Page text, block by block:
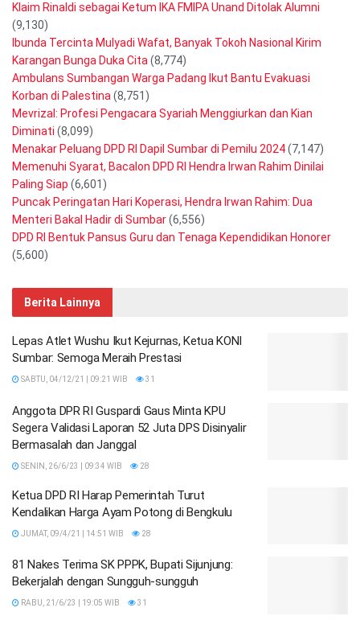
Klaim Rinaldi sebagai Ketum IKA FMIPA Unand Ditolak Alumni
(9,130)
Ibunda Tercinta Mulyadi Wafat, Banyak Tokoh Nasional Kirim
Karangan Bunga Duka Cita (8,774)
Ambulans Sumbangan Warga Padang Ikut Bantu Evakuasi
Korban di Palestina (8,751)
Mevrizal: Profesi Pengacara Syariah Menggiurkan dan Kian
Diminati (8,099)
Menakar Peluang DPD RI Dapil Sumbar di Pemilu 2024(7,147)
Memenuhi Syarat, Bacalon DPD RI Hendra Irwan Rahim Dinilai
Paling Siap (6,601)
Puncak Peringatan Hari Koperasi, Hendra Irwan Rahim: Dua
Menteri Bakal Hadir di Sumbar(6,556)
DPD RI Bentuk Pansus Guru dan Tenaga Kependidikan Honorer
(5,600)
Berita Lainnya
Lepas Atlet Wushu Ikut Kejurnas, Ketua KONI
Sumbar: Semoga Meraih Prestasi
SABTU, 04/12/21 | 09:21 WIB 31
Anggota DPR RI Guspardi Gaus Minta KPU
Segera Validasi Laporan 52 Juta DPS Disinyalir
Bermasalah dan Janggal
SENIN, 26/6/23 | 09:34 WIB 28
Ketua DPD RI Harap Pemerintah Turut
Kendalikan Harga Ayam Potong di Bengkulu
JUMAT, 09/4/21 | 14:51 WIB 28
81 Nakes Terima SK PPPK, Bupati Sijunjung:
Bekerjalah dengan Sungguh-sungguh
RABU, 21/6/23 | 19:05 WIB 31